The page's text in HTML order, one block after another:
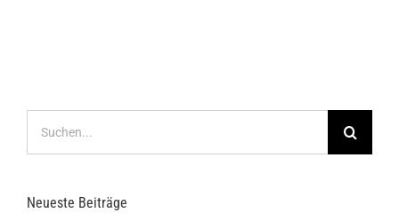
nach:
Neueste Beiträge